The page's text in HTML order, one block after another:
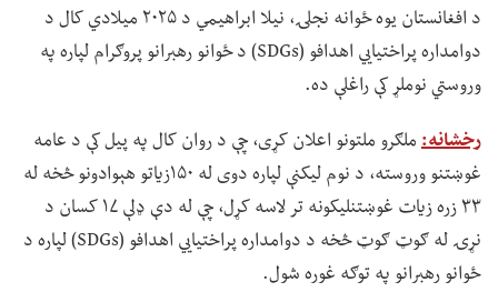
د افغانستان یوه ځوانه نجلۍ، نیلا ابراهیمي د ۲۰۲۵ میلادي کال د
دوامداره پراختیايي اهدافو (SDGs) د ځوانو رهبرانو پروګرام لپاره په
وروستي نوملړ کې راغلې ده.
رخشانه:ملګرو ملتونو اعلان کړی، چې د روان کال په پیل کې د عامه
غوښتنو وروسته، د نوم لیکنې لپاره دوی له ۱۵۰زیاتو هېوادونو څخه له
۳۳ زره زیات غوښتنلیکونه تر لاسه کړل، چې له دې ډلې ۱۷ کسان د
نړۍ له ګوټ ګوټ څخه د دوامداره پراختیايي اهدافو (SDGs) لپاره د
ځوانو رهبرانو په توګه غوره شول.